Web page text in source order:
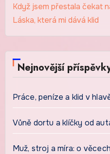
Když jsem přestala čekat
Láska, která mi dává klid
Nejnovější
Práce, peníze a klid v
Vůně dortu a klíčky od
Muž, stroj a míra: o